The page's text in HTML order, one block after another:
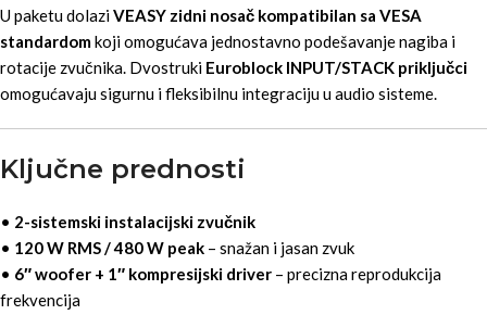
U paketu dolaziVEASY zidni nosač kompatibilan sa VESA
standardomkoji omogućava jednostavno podešavanje nagiba i
rotacije zvučnika. Dvostruki Euroblock INPUT/STACK priključci
omogućavaju sigurnu i fleksibilnu integraciju u audio sisteme.
Ključne prednosti
• 2-sistemski instalacijski zvučnik
• 120 W RMS / 480 W peak – snažan i jasan zvuk
• 6″ woofer + 1″ kompresijski driver – precizna reprodukcija
frekvencija